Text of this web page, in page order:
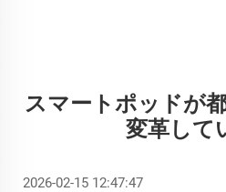
スマートポッドが
変革して
2026-02-15 12:47:47